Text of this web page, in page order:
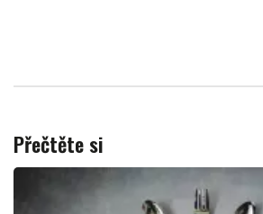
Přečtěte si